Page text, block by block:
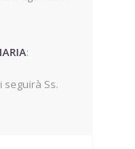
:
seguirà Ss.